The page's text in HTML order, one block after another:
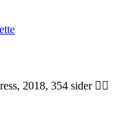
2018, 354 sider 🕵️‍♂️